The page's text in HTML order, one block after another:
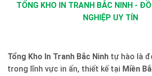
TỔNG KHO IN TRANH BẮC NINH -
NGHIỆP UY TÍN
Tổng Kho In Tranh Bắc Ninh tự hào là
trong lĩnh vực in ấn, thiết kế tại Miền